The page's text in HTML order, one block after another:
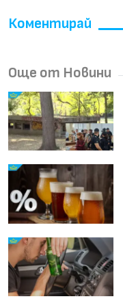
Коментирай
Още от Новини